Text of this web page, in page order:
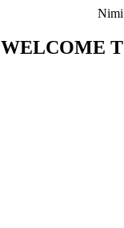
Nimi
WELCOME